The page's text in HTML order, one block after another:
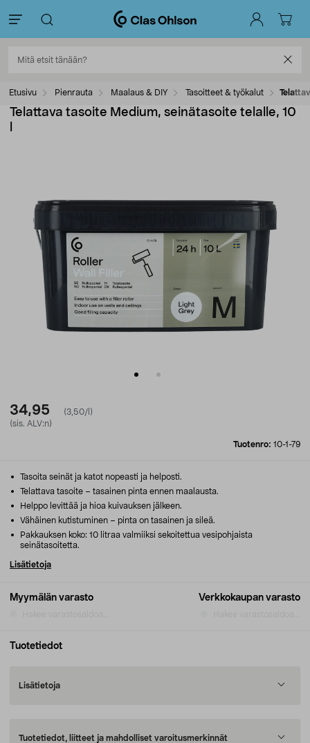
Etusivu Pienrauta Maalaus & DIY Tasoitteet & työkalut
Telattava tasoite Medium, seinätasoite telalle, 10
34,95
(3,50/l)
(sis. ALV:n)
Tuotenro: 10-1-79
Myymälän varasto Verkkokaupan varasto
Tasoita seinät ja katot nopeasti ja helposti.
Telattava tasoite – tasainen pinta ennen maalausta.
Helppo levittää ja hioa kuivauksen jälkeen.
Vähäinen kutistuminen – pinta on tasainen ja sileä.
Pakkauksen koko: 10 litraa valmiiksi sekoitettua vesipohjaista
seinätasoitetta.
Lisätietoja
Tuotetiedot
Lisätietoja
Tuotetiedot, liitteet ja mahdolliset varoitusmerkinnät